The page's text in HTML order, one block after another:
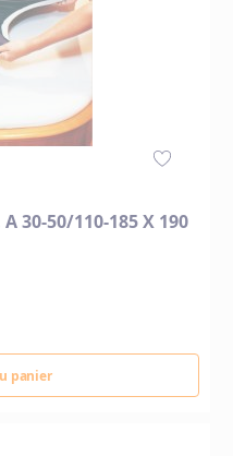
A 30-50/110-185 X 190
panier